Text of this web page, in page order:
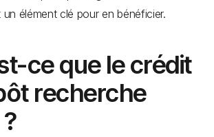
élément clé pour en bénéficier.
ce que le crédit
recherche